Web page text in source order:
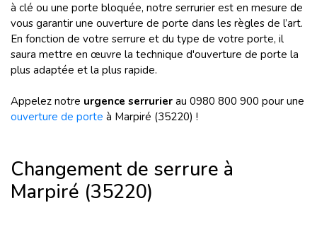
à clé ou une porte bloquée, notre serrurier est en mesure de
vous garantir une ouverture de porte dans les règles de l’art.
En fonction de votre serrure et du type de votre porte, il
saura mettre en œuvre la technique d'ouverture de porte la
plus adaptée et la plus rapide.
Appelez notre urgence serrurier au 0980 800 900 pour une
ouverture de porte à Marpiré (35220) !
Changement de serrure à
Marpiré (35220)